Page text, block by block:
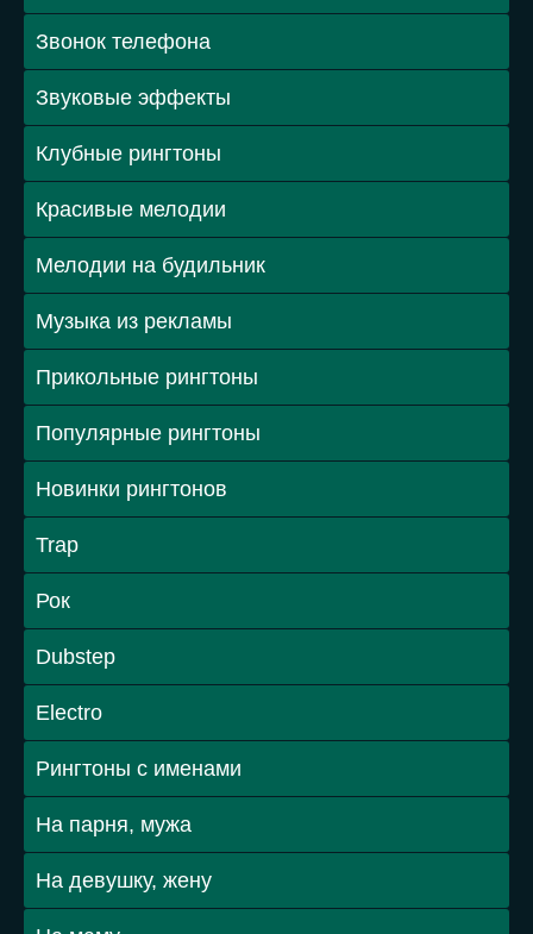
Звонок телефона
Звуковые эффекты
Клубные рингтоны
Красивые мелодии
Мелодии на будильник
Музыка из рекламы
Прикольные рингтоны
Популярные рингтоны
Новинки рингтонов
Trap
Рок
Dubstep
Electro
Рингтоны с именами
На парня, мужа
На девушку, жену